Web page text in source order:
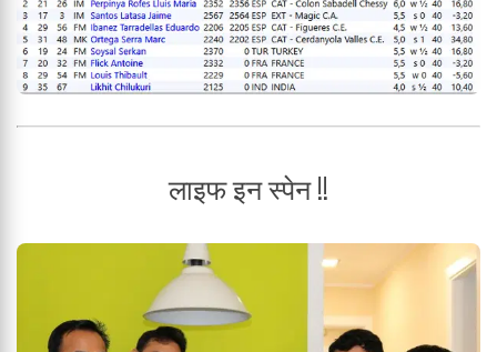
लाइफ इन स्पेन !!